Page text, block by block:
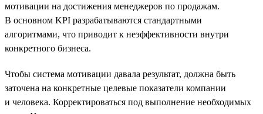
мотивации на достижения менеджеров по продажам.
В основном KPI разрабатываются стандартными
алгоритмами, что приводит к неэффективности внутри
конкретного бизнеса.
Чтобы система мотивации давала результат, должна быть
заточена на конкретные целевые показатели компании
и человека. Корректироваться под выполнение необходимых